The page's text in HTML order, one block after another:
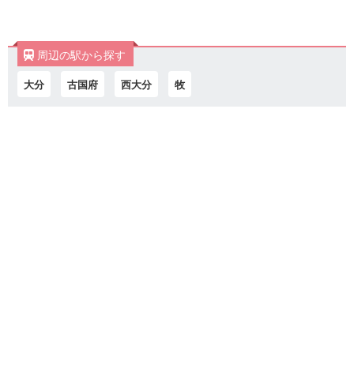
周辺の駅から探す
大分 古国府 西大分 牧